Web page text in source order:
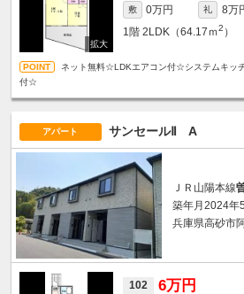
敷 0万円 礼
8万
1階 2LDK（64.17ｍ2 ）
ネット無料☆LDKエアコン付☆システムキッ
付☆
アパート サンセールⅡ A
ＪＲ山陽本線
築年月2024年
兵庫県高砂市
102 6万円